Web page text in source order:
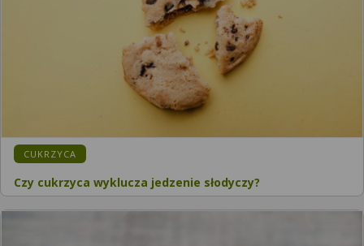
KATEGORIA:
CUKRZYCA
Czy cukrzyca wyklucza jedzenie słodyczy?